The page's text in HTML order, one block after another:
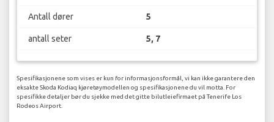
Antall dører 5
antall seter 5, 7
Spesifikasjonene som vises er kun for informasjonsformål, vi kan ikke garantere den
eksakte Skoda Kodiaq kjøretøymodellen og spesifikasjonene du vil motta. For
spesifikke detaljer bør du sjekke med det gitte bilutleiefirmaet på Tenerife Los
Rodeos Airport.